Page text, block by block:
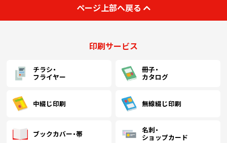
ページ上部へ戻る
印刷サービス
チラシ・
フライヤー
冊子・
カタログ
中綴じ印刷 無線綴じ印刷
ブックカバー・帯
名刺・
ショップカード